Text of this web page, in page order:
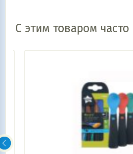
С этим товаром